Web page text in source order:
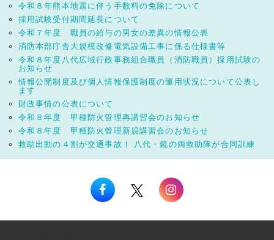
令和８年熊本地震に伴う手数料の免除について
採用試験受付期間延長について
令和７年度 職員の給与の男女の差異の情報公表
消防本部庁舎大規模改修電気設備工事に係る仕様書等
令和８年度八代広域行政事務組合職員（消防職員）採用試験の
お知らせ
情報公開制度及び個人情報保護制度の運用状況について公表し
ます
財政事情の公表について
令和８年度 甲種防火管理再講習会のお知らせ
令和８年度 甲種防火管理新規講習会のお知らせ
救助出動の４割が交通事故！ 八代・鏡の両救助隊が合同訓練